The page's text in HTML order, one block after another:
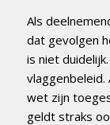
Als
dat gevolgen
is niet
wet zijn
geldt straks